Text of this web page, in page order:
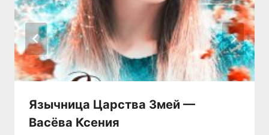
Язычница Царства Змей —
Васёва Ксения